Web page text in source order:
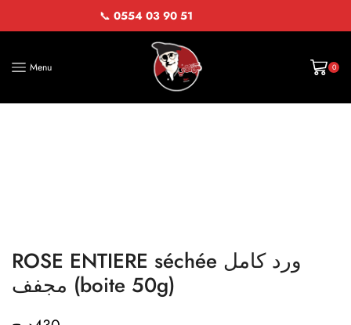
📞 0554 03 90 51
Menu 0
ROSE ENTIERE séchée ورد كامل
مجفف (boite 50g)